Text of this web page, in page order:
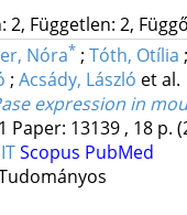
2, Független: 2,
Nóra* ; Tóth, Otília
; Acsády, László et al.
expression in
1 Paper: 13139 , 18 p.
Scopus PubMed